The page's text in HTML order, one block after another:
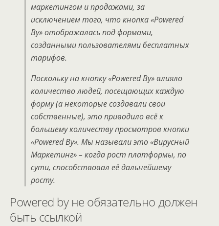
маркетингом и продажами, за
исключением того, что кнопка «Powered
By» отображалась под формами,
созданными пользователями бесплатных
тарифов.
Поскольку на кнопку «Powered By» влияло
количество людей, посещающих каждую
форму (а некоторые создавали свои
собственные), это приводило всё к
большему количеству просмотров кнопки
«Powered By». Мы называли это «Вирусный
Маркетинг» – когда рост платформы, по
сути, способствовал её дальнейшему
росту.
Powered by не обязательно должен
быть ссылкой